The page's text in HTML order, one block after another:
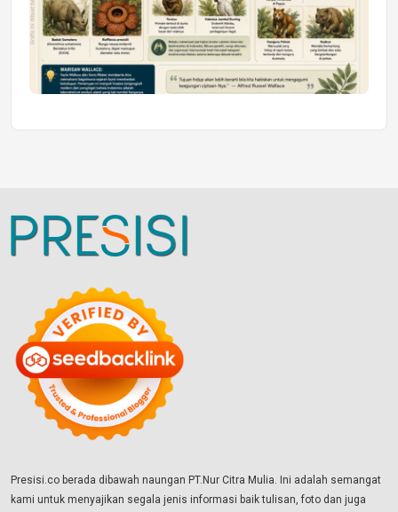
Presisi.co berada dibawah naungan PT.Nur Citra Mulia. Ini adalah semangat
kami untuk menyajikan segala jenis informasi baik tulisan, foto dan juga